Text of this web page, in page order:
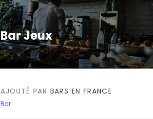
Bar Jeux
0/5
AJOUTÉ PAR BARS EN FRANCE
Bar